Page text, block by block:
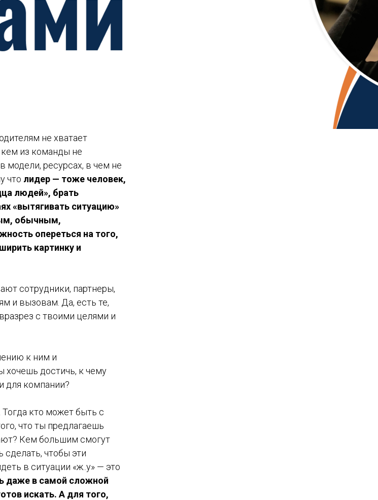
не хватает
кем из команды не
модели, ресурсах, в чем не
что лидер — тоже человек,
людей», брать
«вытягивать ситуацию»
обычным,
опереться на того,
картинку и
сотрудники, партнеры,
и вызовам. Да, есть те,
с твоими целями и
к ним и
хочешь достичь, к чему
для компании?
кто может быть с
что ты предлагаешь
Кем большим смогут
сделать, чтобы эти
в ситуации «ж..у» — это
даже в самой сложной
искать. А для того,